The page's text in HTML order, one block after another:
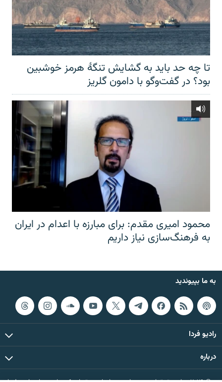
تا چه حد باید به گشایش تنگهٔ هرمز خوشبین
بود؟ در گفت‌وگو با دامون گلریز
محمود امیری مقدم: برای مبارزه با اعدام در ایران
به فرهنگ‌سازی نیاز داریم
به ما بپیوندید
رادیو فردا
درباره